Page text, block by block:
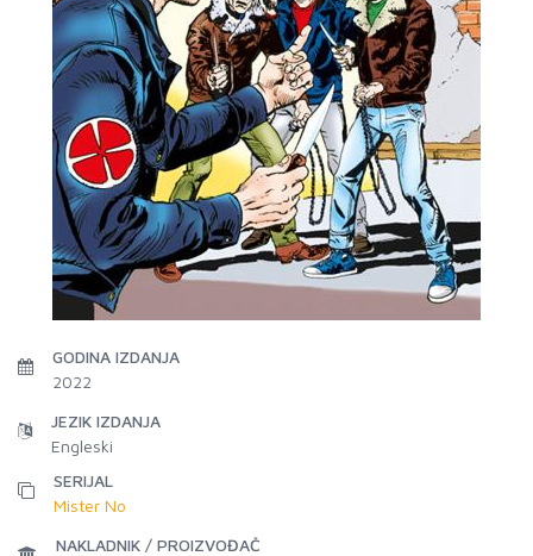
GODINA IZDANJA
2022
JEZIK IZDANJA
Engleski
SERIJAL
Mister No
NAKLADNIK / PROIZVOĐAČ